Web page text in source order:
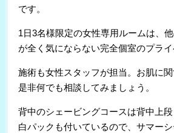
です。
1日3名様限定の女性専用ルームは、
が全く気にならない完全個室のプライ
施術も女性スタッフが担当。お肌に
是非何でも相談してみましょう。
背中のシェービングコースは背中上
白パックも付いているので、サマー